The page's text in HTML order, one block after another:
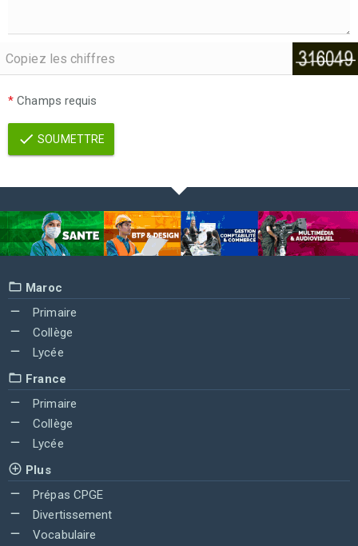
* Champs requis
SOUMETTRE
Maroc
Primaire
Collège
Lycée
France
Primaire
Collège
Lycée
Plus
Prépas CPGE
Divertissement
Vocabulaire